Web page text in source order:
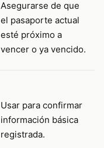
Asegurarse de que
el pasaporte actual
esté próximo a
vencer o ya vencido.
Usar para confirmar
información básica
registrada.